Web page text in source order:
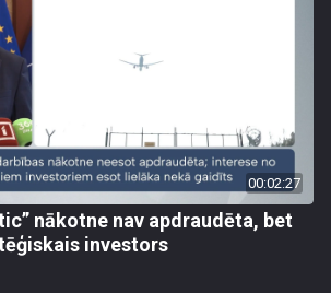
00:02:27
nākotne nav apdraudēta, bet
investors